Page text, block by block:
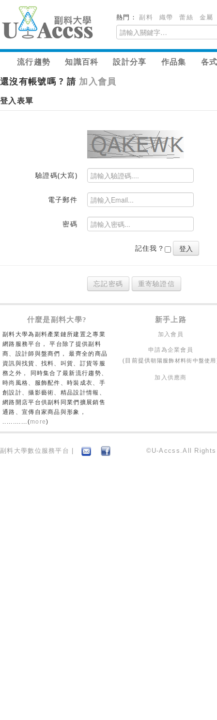
熱門：副料 織帶 蕾絲 金屬
流行趨勢 知識百科 設計分享 作品集 各
還沒有帳號嗎 ? 請 加入會員
登入表單
驗證碼(大寫)
電子郵件
密碼
記住我？
忘記密碼 重寄驗證信
什麼是副料大學? 新手上路
副料大學為副料產業鏈所建置之專業
網路服務平台， 平台除了提供副料
商、設計師與盤商們， 最齊全的商品
資訊與找貨、找料、叫貨、訂貨等服
務之外， 同時集合了最新流行趨勢、
時尚風格、服飾配件、時裝成衣、手
創設計、攝影藝術、精品設計情報、
網路開店平台供副料同業們擴展銷售
通路、宣傳自家商品與形象，
............(more)
加入會員
申請為企業會員
(目前提供朝陽服飾材料街中盤使用
加入供應商
副料大學數位服務平台 | ©U-Accss.All Rights